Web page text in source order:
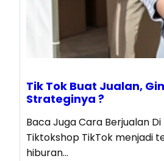
Tik Tok Buat Jualan,
Strateginya ?
Baca Juga Cara Berjualan Di
Tiktokshop TikTok menjadi
hiburan…